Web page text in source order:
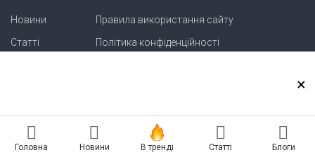
Новини
Статті
Правила використання сайту
Політика конфіденційності
Реклама на сайті
Есть новость? Присылайте — разместим!
×
Головна Новини В тренді Статті Блоги